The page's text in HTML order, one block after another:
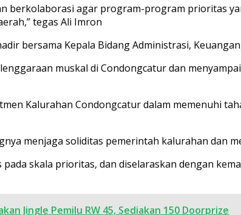
berkolaborasi agar program-program prioritas
tegas Ali Imron
bersama Kepala Bidang Administrasi,
muskal di Condongcatur dan
Kalurahan Condongcatur dalam memenuhi
menjaga soliditas pemerintah kalurahan dan
pada skala prioritas, dan diselaraskan dengan
Jingle Pemilu RW 45, Sediakan 150 Doorprize